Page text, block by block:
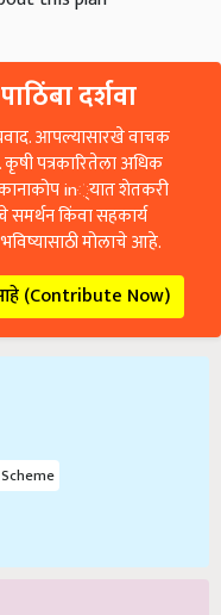
दर्शवा
आपल्यासारखे वाचक
कृषी पत्रकारितेला अधिक
in्यात शेतकरी
समर्थन किंवा सहकार्य
मोलाचे आहे.
(Contribute Now)